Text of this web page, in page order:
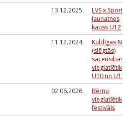
13.12.2025.
LVS x
Jaunatnes
kauss U12
11.12.2024.
Kuldīgas
(slēgtās)
sacensības
vieglatlētikā
U10 un U12
02.06.2026.
Bērnu
festivāls